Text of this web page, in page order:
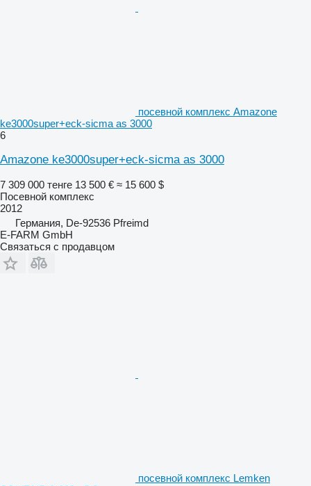
посевной комплекс Amazone
ke3000super+eck-sicma as 3000
6
Amazone ke3000super+eck-sicma as 3000
7 309 000 тенге 13 500 € ≈ 15 600 $
Посевной комплекс
2012
Германия, De-92536 Pfreimd
E-FARM GmbH
Связаться с продавцом
посевной комплекс Lemken